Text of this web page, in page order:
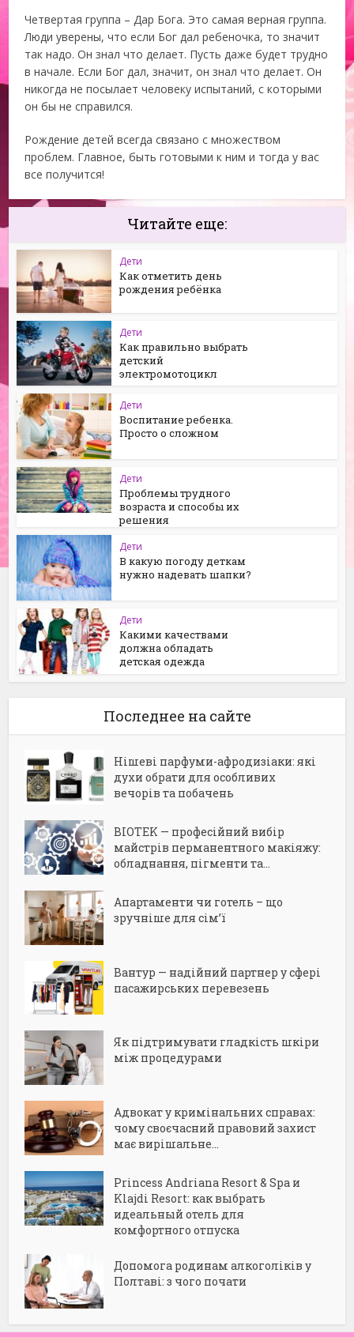
Четвертая группа – Дар Бога. Это самая верная группа.
Люди уверены, что если Бог дал ребеночка, то значит
так надо. Он знал что делает. Пусть даже будет трудно
в начале. Если Бог дал, значит, он знал что делает. Он
никогда не посылает человеку испытаний, с которыми
он бы не справился.
Рождение детей всегда связано с множеством
проблем. Главное, быть готовыми к ним и тогда у вас
все получится!
Читайте еще:
Дети
Как отметить день
рождения ребёнка
Дети
Как правильно выбрать
детский
электромотоцикл
Дети
Воспитание ребенка.
Просто о сложном
Дети
Проблемы трудного
возраста и способы их
решения
Дети
В какую погоду деткам
нужно надевать шапки?
Дети
Какими качествами
должна обладать
детская одежда
Последнее на сайте
Нішеві парфуми-афродизіаки: які
духи обрати для особливих
вечорів та побачень
BIOTEK — професійний вибір
майстрів перманентного макіяжу:
обладнання, пігменти та...
Апартаменти чи готель – що
зручніше для сім’ї
Вантур — надійний партнер у сфері
пасажирських перевезень
Як підтримувати гладкість шкіри
між процедурами
Адвокат у кримінальних справах:
чому своєчасний правовий захист
має вирішальне...
Princess Andriana Resort & Spa и
Klajdi Resort: как выбрать
идеальный отель для
комфортного отпуска
Допомога родинам алкоголіків у
Полтаві: з чого почати